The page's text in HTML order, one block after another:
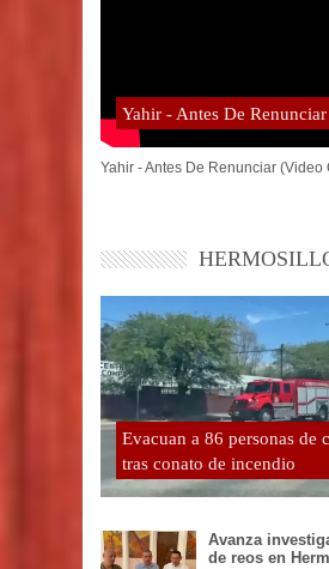
Yahir - Antes De
Yahir - Antes De Renunciar (Video
Evacuan a 86 personas de
tras conato de incendio
Avanza
de reos en